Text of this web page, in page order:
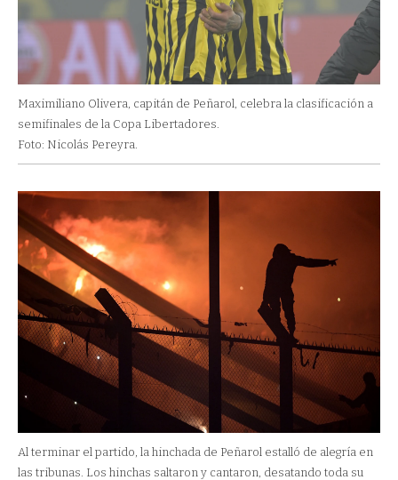
Maximiliano Olivera, capitán de Peñarol, celebra la clasificación a
semifinales de la Copa Libertadores.
Foto: Nicolás Pereyra.
Al terminar el partido, la hinchada de Peñarol estalló de alegría en
las tribunas. Los hinchas saltaron y cantaron, desatando toda su